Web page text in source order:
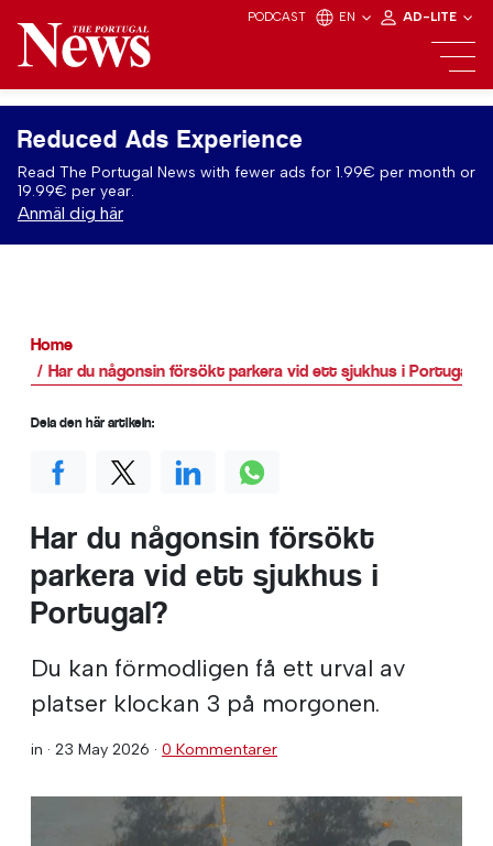
PODCAST EN AD-LITE
Reduced Ads Experience
Read The Portugal News with fewer ads for 1.99€ per month or
19.99€ per year.
Anmäl dig här
Home
Har du någonsin försökt parkera vid ett sjukhus i Portugal?
Har du någonsin försökt
parkera vid ett sjukhus i
Portugal?
Du kan förmodligen få ett urval av
platser klockan 3 på morgonen.
in · 23 May 2026 · 0 Kommentarer
Dela den här artikeln: